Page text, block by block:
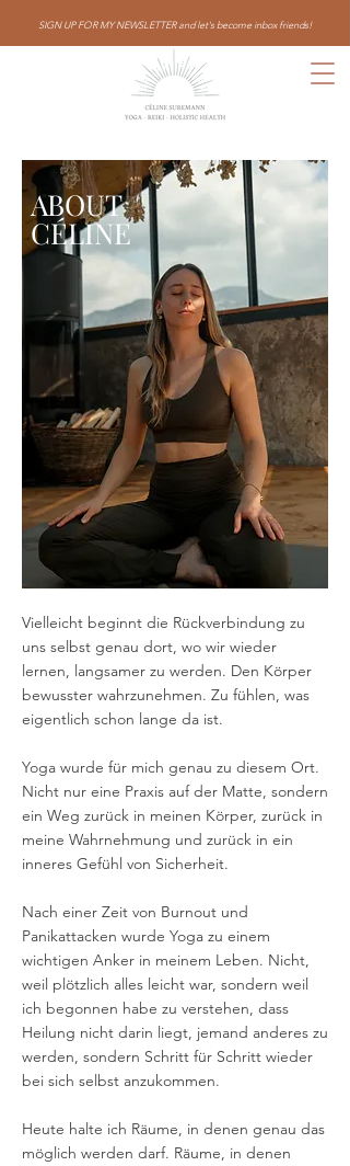
SIGN UP FOR MY NEWSLETTER and let's become inbox friends!
ABOUT
CÉLINE
Vielleicht beginnt die Rückverbindung zu
uns selbst genau dort, wo wir wieder
lernen, langsamer zu werden. Den Körper
bewusster wahrzunehmen. Zu fühlen, was
eigentlich schon lange da ist.
Yoga wurde für mich genau zu diesem Ort.
Nicht nur eine Praxis auf der Matte, sondern
ein Weg zurück in meinen Körper, zurück in
meine Wahrnehmung und zurück in ein
inneres Gefühl von Sicherheit.
Nach einer Zeit von Burnout und
Panikattacken wurde Yoga zu einem
wichtigen Anker in meinem Leben. Nicht,
weil plötzlich alles leicht war, sondern weil
ich begonnen habe zu verstehen, dass
Heilung nicht darin liegt, jemand anderes zu
werden, sondern Schritt für Schritt wieder
bei sich selbst anzukommen.
Heute halte ich Räume, in denen genau das
möglich werden darf. Räume, in denen